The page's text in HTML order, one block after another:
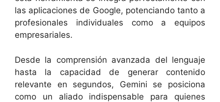
las aplicaciones de Google, potenciando tanto a
profesionales individuales como a equipos
empresariales.
Desde la comprensión avanzada del lenguaje
hasta la capacidad de generar contenido
relevante en segundos, Gemini se posiciona
como un aliado indispensable para quienes